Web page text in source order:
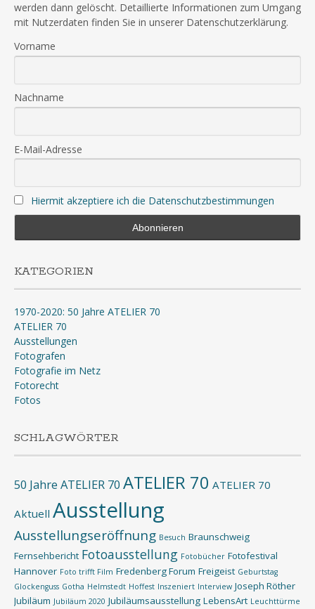
werden dann gelöscht. Detaillierte Informationen zum Umgang
mit Nutzerdaten finden Sie in unserer Datenschutzerklärung.
Vorname
Nachname
E-Mail-Adresse
Hiermit akzeptiere ich die Datenschutzbestimmungen
KATEGORIEN
1970-2020: 50 Jahre ATELIER 70
ATELIER 70
Ausstellungen
Fotografen
Fotografie im Netz
Fotorecht
Fotos
SCHLAGWÖRTER
50 Jahre ATELIER 70 ATELIER 70 ATELIER 70
Aktuell Ausstellung
Ausstellungseröffnung Besuch Braunschweig
Fernsehbericht Fotoausstellung Fotobücher Fotofestival
Hannover Foto trifft Film Fredenberg Forum Freigeist Geburtstag
Glockenguss Gotha Helmstedt Hoffest Inszeniert Interview Joseph Röther
Jubiläum Jubiläum 2020 Jubiläumsausstellung LebensArt Leuchttürme